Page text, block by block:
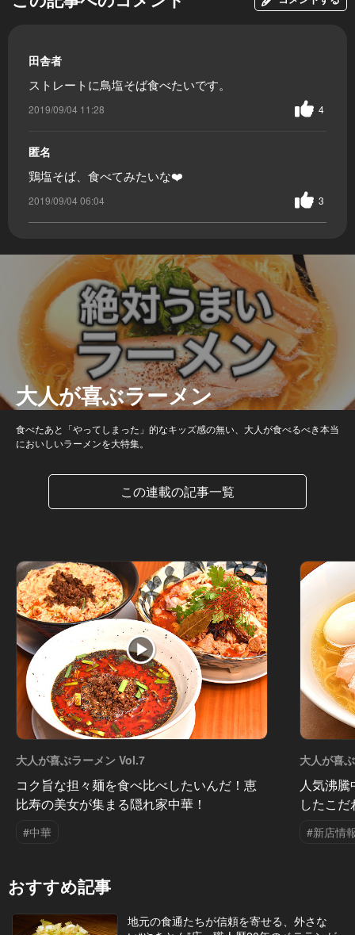
田舎者
ストレートに鳥塩そば食べたいです。
2019/09/04 11:28 4
匿名
鶏塩そば、食べてみたいな❤️
2019/09/04 06:04 3
大人が喜ぶラーメン
食べたあと「やってしまった」的なキッズ感の無い、大人が食べるべき本当
においしいラーメンを大特集。
この連載の記事一覧
大人が喜ぶラーメン Vol.7
コク旨な担々麺を食べ比べしたいんだ！恵
比寿の美女が集まる隠れ家中華！
#中華
大人が喜
人気沸
したこ
#新店情
おすすめ記事
地元の食通たちが信頼を寄せる、外さな